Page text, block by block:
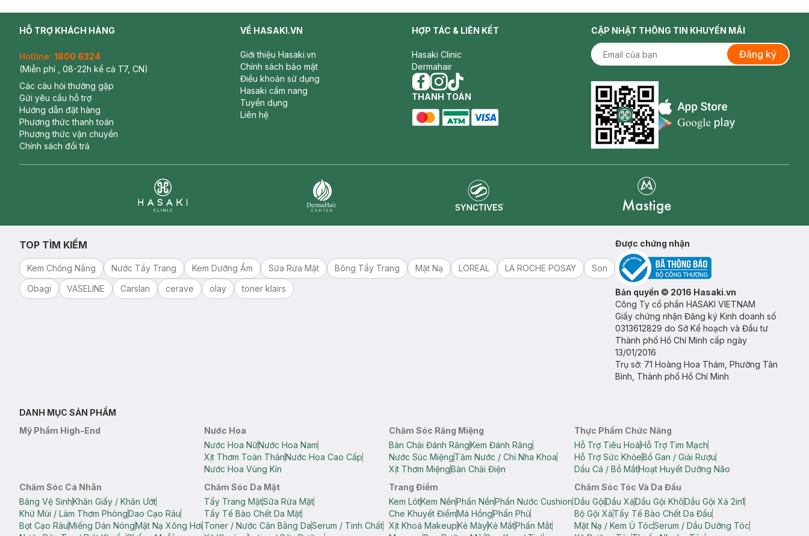
HỖ TRỢ KHÁCH HÀNG
Hotline: 1800 6324
(Miễn phí , 08-22h kể cả T7, CN)
Các câu hỏi thường gặp
Gửi yêu cầu hỗ trợ
Hướng dẫn đặt hàng
Phương thức thanh toán
Phương thức vận chuyển
Chính sách đổi trả
VỀ HASAKI.VN
Giới thiệu Hasaki.vn
Chính sách bảo mật
Điều khoản sử dụng
Hasaki cẩm nang
Tuyển dụng
Liên hệ
HỢP TÁC & LIÊN KẾT
Hasaki Clinic
Dermahair
facebook
instagram
tiktok
THANH TOÁN
CẬP NHẬT THÔNG TIN KHUYẾN MÃI
Đăng ký
Appstore icon
TOP TÌM KIẾM
Kem Chống Nắng Nước Tẩy Trang Kem Dưỡng Ẩm Sữa Rửa Mặt Bông Tẩy Trang Mặt Nạ LOREAL LA ROCHE POSAY
Son
Obagi
VASELINE Carslan cerave olay toner klairs
Được chứng nhận
Bản quyền © 2016 Hasaki.vn
Công Ty cổ phần HASAKI VIETNAM
Giấy chứng nhận Đăng ký Kinh doanh số
0313612829 do Sở Kế hoạch và Đầu tư
Thành phố Hồ Chí Minh cấp ngày
13/01/2016
Trụ sở: 71 Hoàng Hoa Thám, Phường Tân
Bình, Thành phố Hồ Chí Minh
DANH MỤC SẢN PHẨM
Mỹ Phẩm High-End
Nước Hoa
Nước Hoa NữNước Hoa Nam
Xịt Thơm Toàn ThânNước Hoa Cao Cấp
Nước Hoa Vùng Kín
Chăm Sóc Răng Miệng
Bàn Chải Đánh RăngKem Đánh Răng
Nước Súc MiệngTăm Nước / Chỉ Nha Khoa
Xịt Thơm MiệngBàn Chải Điện
Thực Phẩm Chức Năng
Hỗ Trợ Tiêu HoáHỗ Trợ Tim Mạch
Hỗ Trợ Sức KhỏeBổ Gan / Giải Rượu
Dầu Cá / Bổ MắtHoạt Huyết Dưỡng Não
Chăm Sóc Cá Nhân
Băng Vệ SinhKhăn Giấy / Khăn Ướt
Khử Mùi / Làm Thơm PhòngDao Cạo Râu
Bọt Cạo RâuMiếng Dán NóngMặt Nạ Xông Hơi
Chăm Sóc Da Mặt
Tẩy Trang MặtSữa Rửa Mặt
Tẩy Tế Bào Chết Da Mặt
Toner / Nước Cân Bằng DaSerum / Tinh Chất
Trang Điểm
Kem LótKem NềnPhấn NềnPhấn Nước Cushion
Che Khuyết ĐiểmMá HồngPhấn Phủ
Xịt Khoá MakeupKẻ MàyKẻ MắtPhấn Mắt
Chăm Sóc Tóc Và Da Đầu
Dầu GộiDầu XảDầu Gội KhôDầu Gội Xả 2in1
Bộ Gội XảTẩy Tế Bào Chết Da Đầu
Mặt Nạ / Kem Ủ TócSerum / Dầu Dưỡng Tóc